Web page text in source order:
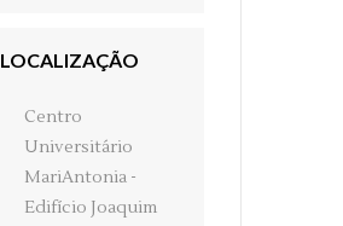
LOCALIZAÇÃO
Centro
Universitário
MariAntonia -
Edifício Joaquim